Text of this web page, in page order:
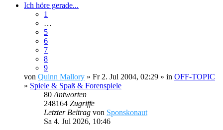
Ich höre gerade...
1
…
5
6
7
8
9
von Quinn Mallory » Fr 2. Jul 2004, 02:29 » in OFF-TOPIC
» Spiele & Spaß & Forenspiele
80 Antworten
248164 Zugriffe
Letzter Beitrag von Sponskonaut
Sa 4. Jul 2026, 10:46